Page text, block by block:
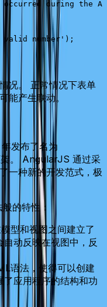
occurred during the
number' );
况。 正常情况下表单
能产生联动。
发布了名为
。 AngularJS 通过采
一种新的开发范式，极
的特性：
型和视图之间建立了
动反映在视图中，反
语法，使得可以创建
应用程序的结构和功